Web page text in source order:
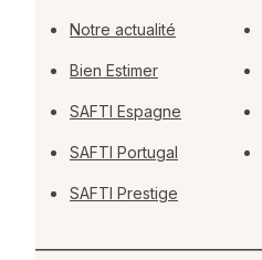
Notre actualité
Bien Estimer
SAFTI Espagne
SAFTI Portugal
SAFTI Prestige